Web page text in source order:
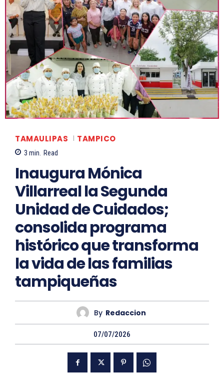
TAMAULIPAS TAMPICO
3 min. Read
Inaugura Mónica
Villarreal la Segunda
Unidad de Cuidados;
consolida programa
histórico que transforma
la vida de las familias
tampiqueñas
By Redaccion
07/07/2026